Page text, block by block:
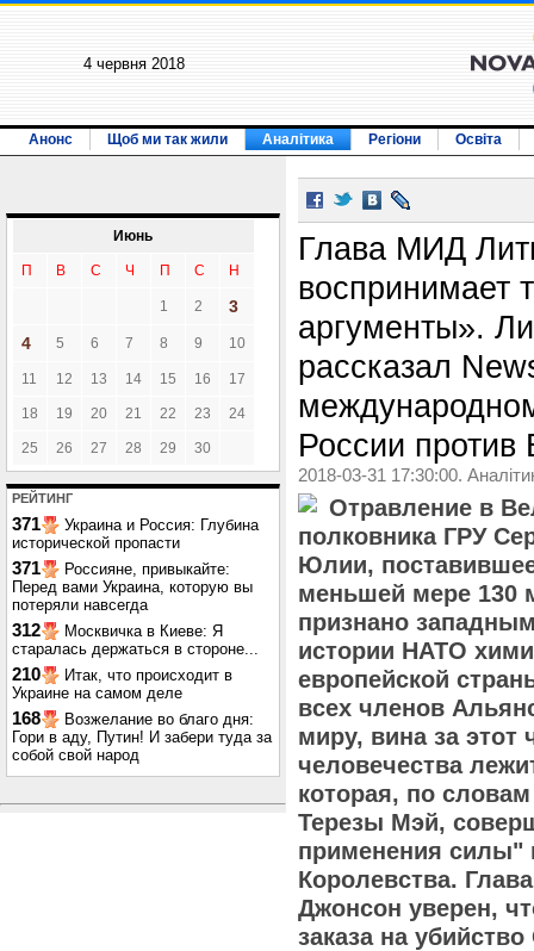
4 червня 2018
Анонс Щоб ми так жили Аналітика Регіони Освіта
Июнь
П В С Ч П С Н
1 2
3
4
5 6 7 8 9 10
11 12 13 14 15 16 17
18 19 20 21 22 23 24
25 26 27 28 29 30
РЕЙТИНГ
371
Украина и Россия: Глубина
исторической пропасти
371
Россияне, привыкайте:
Перед вами Украина, которую вы
потеряли навсегда
312
Москвичка в Киеве: Я
старалась держаться в стороне...
210
Итак, что происходит в
Украине на самом деле
168
Возжелание во благо дня:
Гори в аду, Путин! И забери туда за
собой свой народ
Глава МИД
воспринимает
аргументы».
рассказал
России против
2018-03-31 17:30:00.
Отравление в
полковника ГРУ
Юлии,
меньшей мере 130
признано
истории НАТО
европейской
всех членов
миру, вина за
человечества
которая, по
Терезы Мэй,
применения силы"
Королевства.
Джонсон уверен,
заказа на